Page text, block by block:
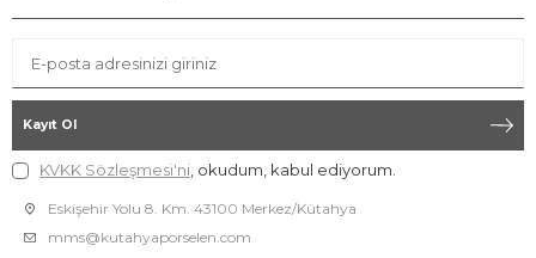
Kayıt Ol
KVKK Sözleşmesi'ni , okudum, kabul ediyorum.
Eskişehir Yolu 8. Km. 43100 Merkez/Kütahya
mms@kutahyaporselen.com